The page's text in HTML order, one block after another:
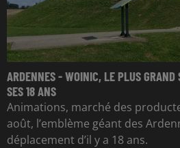
ARDENNES - WOINIC, LE PLUS GRAND
SES 18 ANS
Animations, marché des
août, l’emblème géant des
déplacement d’il y a 18 ans.